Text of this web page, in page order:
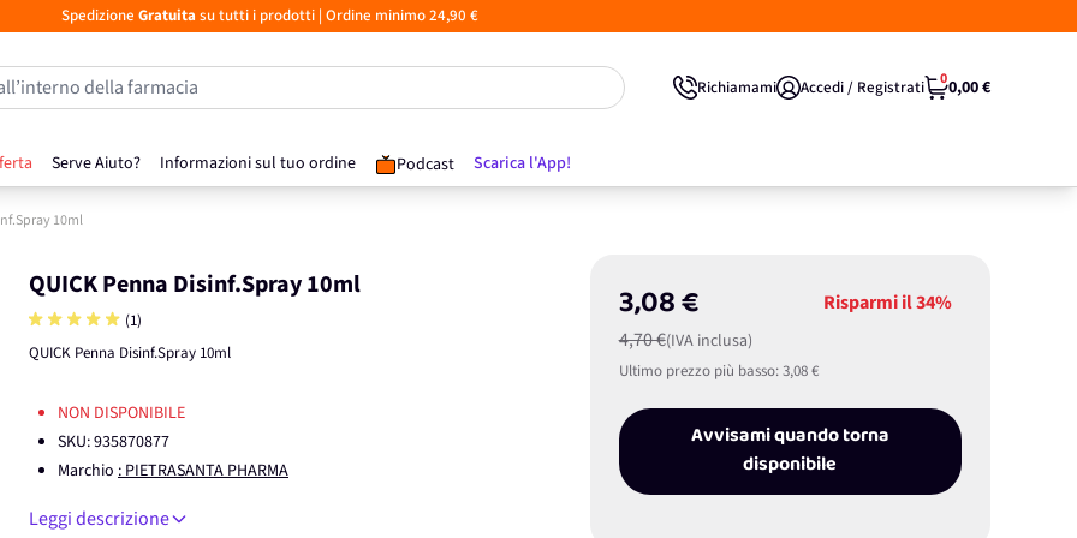
Spedizione Gratuita su tutti i prodotti| Ordine minimo 24,90 €
Serve Aiuto? Informazioni sul tuo ordine Podcast Scarica l'App!
della farmacia Richiamami Accedi / Registrati 00,00 €
10ml
QUICK Penna Disinf.Spray 10ml
(1)
QUICK Penna Disinf.Spray 10ml
3,08 €
4,70 €(IVA inclusa)
Risparmi il34%
Ultimo prezzo più basso:3,08 €
Avvisami quando torna
disponibile
NON DISPONIBILE
SKU:935870877
Marchio : PIETRASANTA PHARMA
Leggi descrizione